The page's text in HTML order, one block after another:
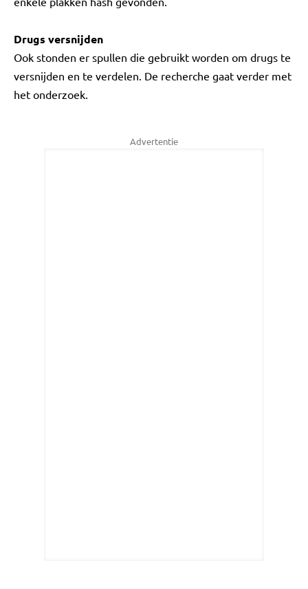
Drugs versnijden
Ook stonden er spullen die gebruikt worden om drugs te
versnijden en te verdelen. De recherche gaat verder met
het onderzoek.
Advertentie